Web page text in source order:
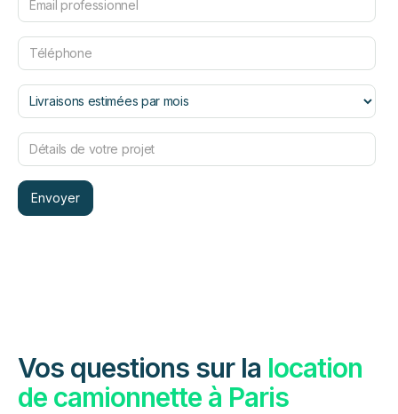
Vos questions sur la location
de camionnette à Paris